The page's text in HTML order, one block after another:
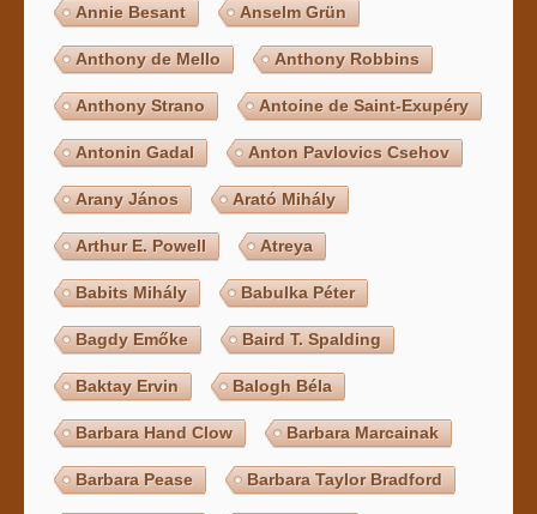
Annie Besant Anselm Grün
Anthony de Mello Anthony Robbins
Anthony Strano Antoine de Saint-Exupéry
Antonin Gadal Anton Pavlovics Csehov
Arany János Arató Mihály
Arthur E. Powell Atreya
Babits Mihály Babulka Péter
Bagdy Emőke Baird T. Spalding
Baktay Ervin Balogh Béla
Barbara Hand Clow Barbara Marcainak
Barbara Pease Barbara Taylor Bradford